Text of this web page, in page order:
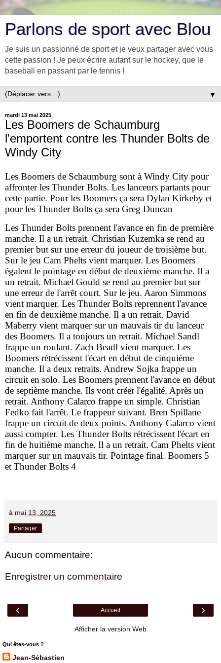
Parlons de sport avec Blou
Je suis un passionné de sport et je veux partager avec vous
cette passion ! Je peux écrire autant sur le hockey, que le
baseball en passant par le tennis !
▼
mardi 13 mai 2025
Les Boomers de Schaumburg
l'emportent contre les Thunder Bolts de
Windy City
Les Boomers de Schaumburg sont à Windy City pour
affronter les Thunder Bolts. Les lanceurs partants pour
cette partie. Pour les Boomers ça sera Dylan Kirkeby et
pour les Thunder Bolts ça sera Greg Duncan
Les Thunder Bolts prennent l'avance en fin de première
manche. Il a un retrait. Christian Kuzemka se rend au
premier but sur une erreur du joueur de troisième but.
Sur le jeu Cam Phelts vient marquer. Les Boomers
égalent le pointage en début de deuxième manche. Il a
un retrait. Michael Gould se rend au premier but sur
une erreur de l'arrêt court. Sur le jeu. Aaron Simmons
vient marquer. Les Thunder Bolts reprennent l'avance
en fin de deuxième manche. Il a un retrait. David
Maberry vient marquer sur un mauvais tir du lanceur
des Boomers. Il a toujours un retrait. Michael Sandl
frappe un roulant. Zach Beadl vient marquer. Les
Boomers rétrécissent l'écart en début de cinquième
manche. Il a deux retraits. Andrew Sojka frappe un
circuit en solo. Les Boomers prennent l'avance en début
de septième manche. Ils vont créer l'égalité. Après un
retrait. Anthony Calarco frappe un simple. Christian
Fedko fait l'arrêt. Le frappeur suivant. Bren Spillane
frappe un circuit de deux points. Anthony Calarco vient
aussi compter. Les Thunder Bolts rétrécissent l'écart en
fin de huitième manche. Il a un retrait. Cam Phelts vient
marquer sur un mauvais tir. Pointage final. Boomers 5
et Thunder Bolts 4
à mai 13, 2025
Partager
Aucun commentaire:
Enregistrer un commentaire
‹ ›
Accueil
Afficher la version Web
Qui êtes-vous ?
Jean-Sébastien